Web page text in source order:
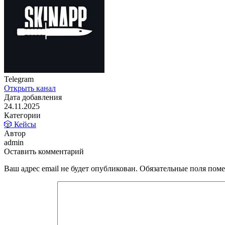
Telegram
Открыть канал
Дата добавления
24.11.2025
Категории
🎲 Кейсы
Автор
admin
Оставить комментарий
Ваш адрес email не будет опубликован. Обязательные поля